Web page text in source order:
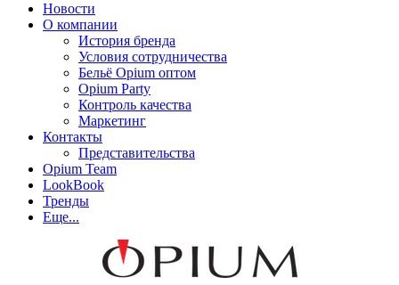
Новости
О компании
История бренда
Условия сотрудничества
Бельё Opium оптом
Opium Party
Контроль качества
Маркетинг
Контакты
Представительства
Opium Team
LookBook
Тренды
Еще...